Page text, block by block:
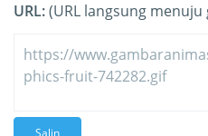
URL:(URL langsung menuju
Salin